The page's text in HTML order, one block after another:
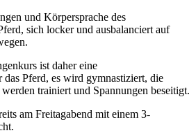
und Körpersprache des
sich locker und ausbalanciert auf
ist daher eine
das Pferd, es wird gymnastiziert, die
trainiert und Spannungen beseitigt.
am Freitagabend mit einem 3-